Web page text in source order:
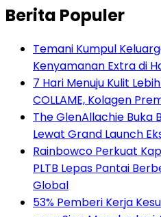
Berita Populer
Temani Kumpul
Kenyamanan Extra di
7 Hari Menuju Kulit
COLLAME, Kolagen
The GlenAllachie Buka
Lewat Grand Launch
Rainbowco Perkuat
PLTB Lepas Pantai
Global
53% Pemberi Kerja